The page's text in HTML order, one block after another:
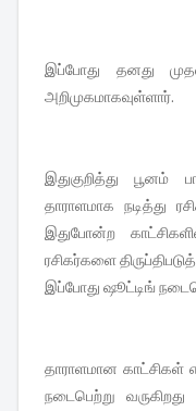
இப்போது தனது
அறிமுகமாகவுள்ளார்.
இதுகுறித்து பூனம்
தாராளமாக நடித்து
இதுபோன்ற
ரசிகர்களை
இப்போது ஷூட்டிங்
தாராளமான
நடைபெற்று